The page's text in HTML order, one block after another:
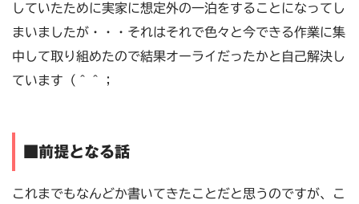
していたために実家に想定外の一泊をすることになってし
まいましたが・・・それはそれで色々と今できる作業に集
中して取り組めたので結果オーライだったかと自己解決し
ています（＾＾；
■前提となる話
これまでもなんどか書いてきたことだと思うのですが、こ